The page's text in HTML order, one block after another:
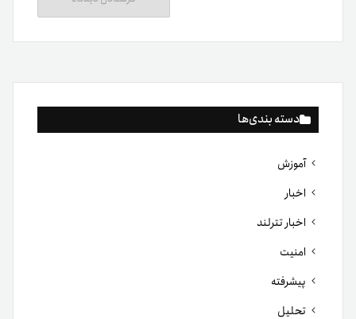
دسته بندی‌ها
آموزش
اخبار
اخبار تترلند
امنیت
پیشرفته
تحلیل